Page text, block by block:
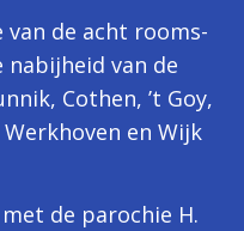
van de acht rooms-
van de
Cothen, ’t Goy,
en Wijk
de parochie H.